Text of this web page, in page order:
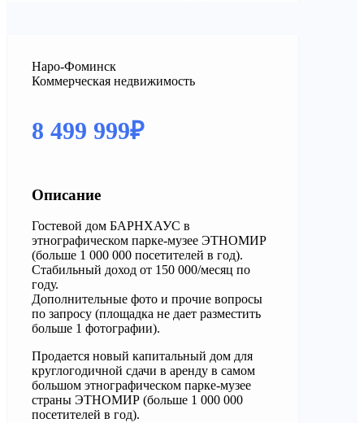
Наро-Фоминск
Коммерческая недвижимость
8 499 999₽
Описание
Гостевой дом БАРНХАУС в
этнографическом парке-музее ЭТНОМИР
(больше 1 000 000 посетителей в год).
Стабильный доход от 150 000/месяц по
году.
Дополнительные фото и прочие вопросы
по запросу (площадка не дает разместить
больше 1 фотографии).
Продается новый капитальный дом для
круглогодичной сдачи в аренду в самом
большом этнографическом парке-музее
страны ЭТНОМИР (больше 1 000 000
посетителей в год).